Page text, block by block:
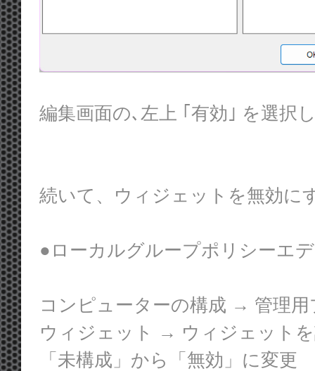
編集画面の､左上 ｢有効｣ を選択
続いて、ウィジェットを無効に
●ローカルグループポリシーエ
コンピューターの構成 → 管理
ウィジェット → ウィジェット
「未構成」から「無効」に変更